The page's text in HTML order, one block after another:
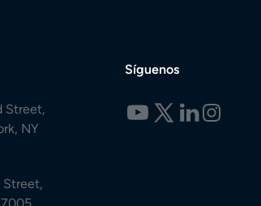
Street,
NY
Street,
Síguenos